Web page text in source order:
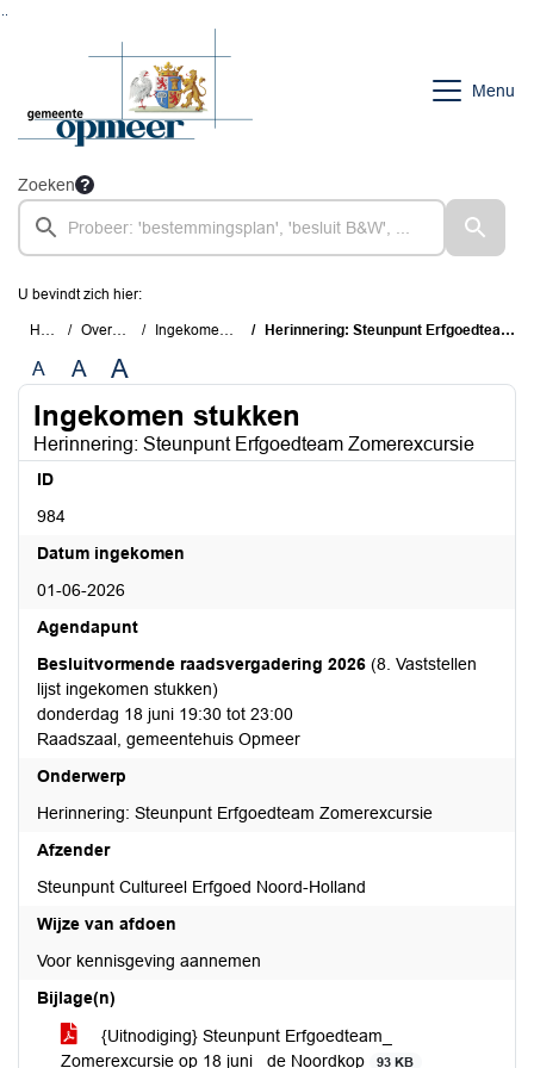
Ga naar de inhoud van deze pagina
Menu
Zoeken
U bevindt zich hier:
Home Overzichten Ingekomen stukken Herinnering: Steunpunt Erfgoedteam Zomerexcursie
A A A
Ingekomen stukken
Herinnering: Steunpunt Erfgoedteam Zomerexcursie
ID
984
Datum ingekomen
01-06-2026
Agendapunt
Besluitvormende raadsvergadering 2026 (8. Vaststellen
lijst ingekomen stukken)
donderdag 18 juni 19:30 tot 23:00
Raadszaal, gemeentehuis Opmeer
Onderwerp
Herinnering: Steunpunt Erfgoedteam Zomerexcursie
Afzender
Steunpunt Cultureel Erfgoed Noord-Holland
Wijze van afdoen
Voor kennisgeving aannemen
Bijlage(n)
{Uitnodiging} Steunpunt Erfgoedteam_
Zomerexcursie op 18 juni_ de Noordkop
93 KB